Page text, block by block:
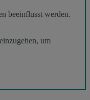
beeinflusst werden.
um